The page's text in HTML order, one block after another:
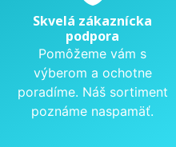
Skvelá zákaznícka
podpora
Pomôžeme vám s
výberom a ochotne
poradíme. Náš sortiment
poznáme naspamäť.